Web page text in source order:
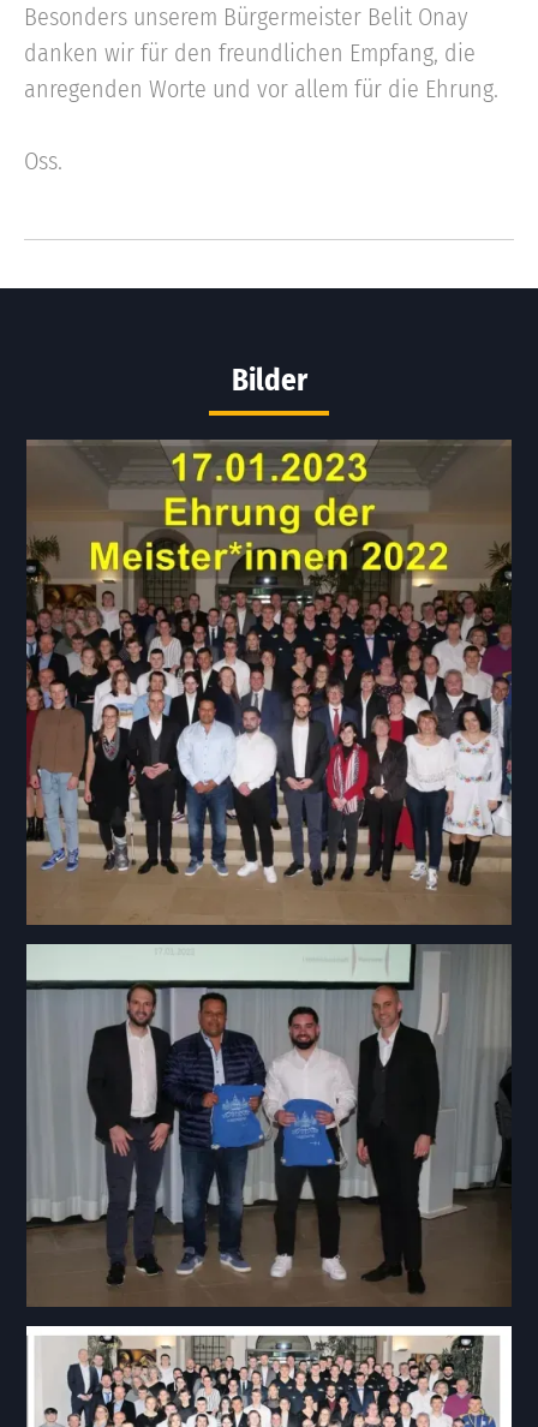
Besonders unserem Bürgermeister Belit Onay
danken wir für den freundlichen Empfang, die
anregenden Worte und vor allem für die Ehrung.
Oss.
Bilder